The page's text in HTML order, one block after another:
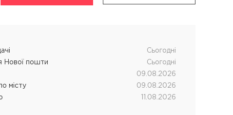
LANZA кислотна завивка
Cьогодні
Нової пошти
Cьогодні
09.08.2026
місту
09.08.2026
11.08.2026